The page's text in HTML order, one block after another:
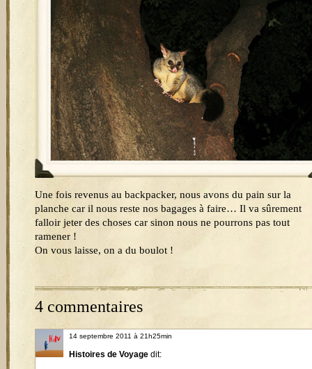
Une fois revenus au backpacker, nous avons du pain sur la
planche car il nous reste nos bagages à faire… Il va sûrement
falloir jeter des choses car sinon nous ne pourrons pas tout
ramener !
On vous laisse, on a du boulot !
4 commentaires
14 septembre 2011 à 21h25min
Histoires de Voyage dit: